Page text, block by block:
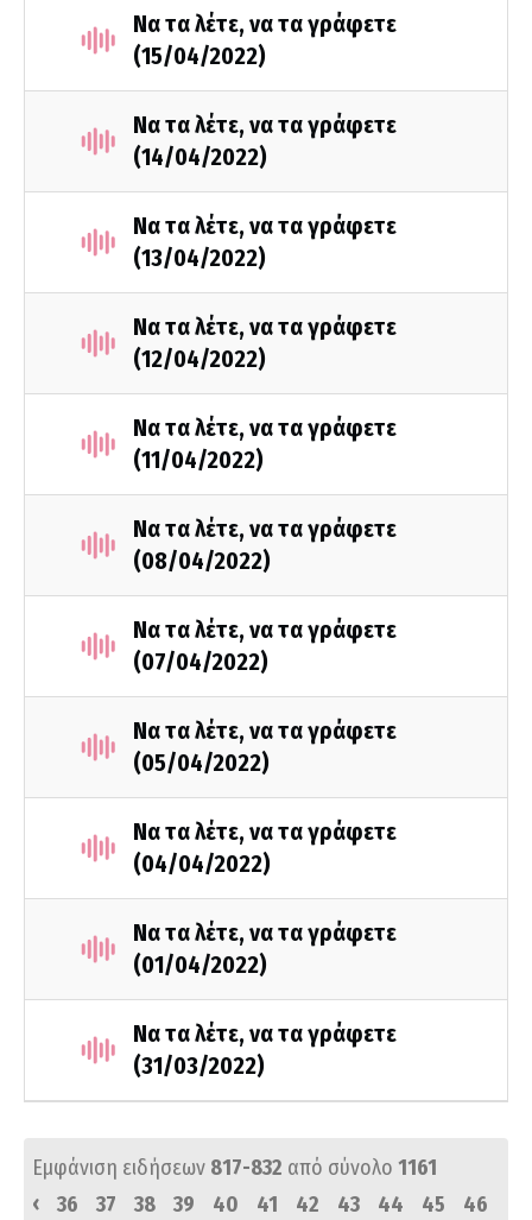
Να τα λέτε, να τα γράφετε
(15/04/2022)
Να τα λέτε, να τα γράφετε
(14/04/2022)
Να τα λέτε, να τα γράφετε
(13/04/2022)
Να τα λέτε, να τα γράφετε
(12/04/2022)
Να τα λέτε, να τα γράφετε
(11/04/2022)
Να τα λέτε, να τα γράφετε
(08/04/2022)
Να τα λέτε, να τα γράφετε
(07/04/2022)
Να τα λέτε, να τα γράφετε
(05/04/2022)
Να τα λέτε, να τα γράφετε
(04/04/2022)
Να τα λέτε, να τα γράφετε
(01/04/2022)
Να τα λέτε, να τα γράφετε
(31/03/2022)
Εμφάνιση ειδήσεων 817-832 από σύνολο 1161
‹
36 37 38 39 40 41 42 43 44 45
46